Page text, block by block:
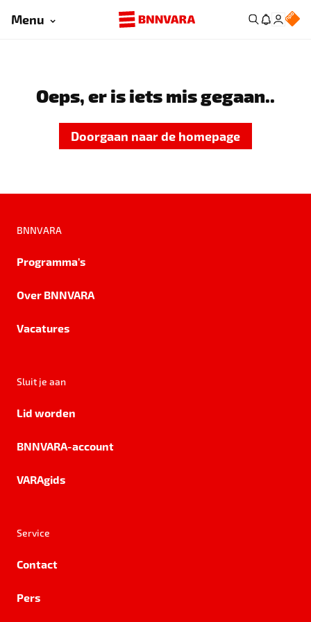
Menu
Oeps, er is iets mis gegaan..
Doorgaan naar de homepage
BNNVARA
Programma's
Over BNNVARA
Vacatures
Sluit je aan
Lid worden
BNNVARA-account
VARAgids
Service
Contact
Pers